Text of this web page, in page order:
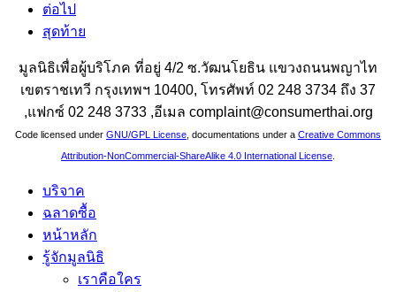
ต่อไป
สุดท้าย
มูลนิธิเพื่อผู้บริโภค ที่อยู่ 4/2 ซ.วัฒนโยธิน แขวงถนนพญาไท
เขตราชเทวี กรุงเทพฯ 10400, โทรศัพท์ 02 248 3734 ถึง 37
,แฟกซ์ 02 248 3733 ,อีเมล complaint@consumerthai.org
Code licensed under GNU/GPL License , documentations under a Creative Commons
Attribution-NonCommercial-ShareAlike 4.0 International License
บริจาค
ฉลาดซื้อ
หน้าหลัก
รู้จักมูลนิธิ
เราคือใคร